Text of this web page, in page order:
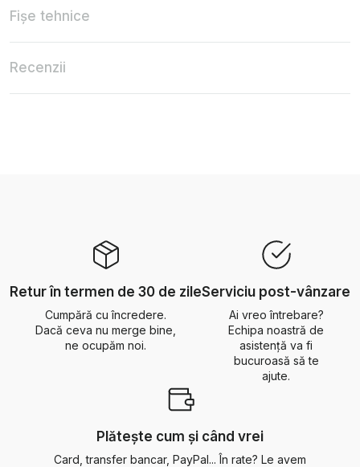
Fișe tehnice
Recenzii
Retur în termen de 30 de zile
Cumpără cu încredere.
Dacă ceva nu merge bine,
ne ocupăm noi.
Serviciu post-vânzare
Ai vreo întrebare?
Echipa noastră de
asistență va fi
bucuroasă să te
ajute.
Plătește cum și când vrei
Card, transfer bancar, PayPal... În rate? Le avem